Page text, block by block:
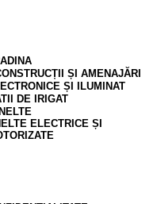
ȘI AMENAJĂRI
ȘI ILUMINAT
DE IRIGAT
ELECTRICE ȘI